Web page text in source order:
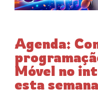
Agenda:
Móvel no
esta semana